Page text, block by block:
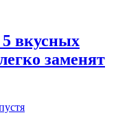
вкусных
заменят